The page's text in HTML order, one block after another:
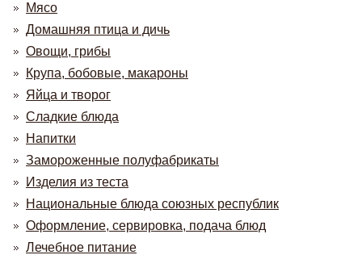
Мясо
Домашняя птица и дичь
Овощи, грибы
Крупа, бобовые, макароны
Яйца и творог
Сладкие блюда
Напитки
Замороженные полуфабрикаты
Изделия из теста
Национальные блюда союзных республик
Оформление, сервировка, подача блюд
Лечебное питание